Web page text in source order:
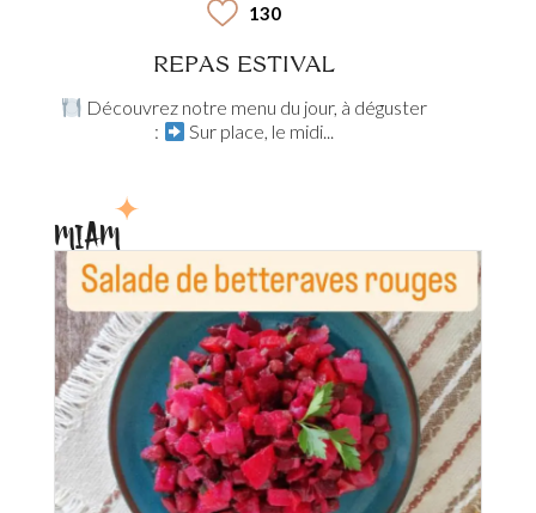
130
REPAS ESTIVAL
Découvrez notre menu du jour, à déguster
:
Sur place, le midi...
MIAM